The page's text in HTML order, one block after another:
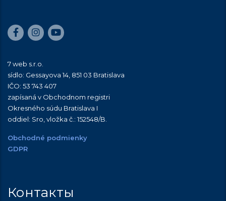
7 web s.r.o.
sídlo: Gessayova 14, 851 03 Bratislava
IČO: 53 743 407
zapísaná v Obchodnom registri
Okresného súdu Bratislava I
oddiel: Sro, vložka č.:152548/B
Obchodné podmienky
GDPR
Контакты